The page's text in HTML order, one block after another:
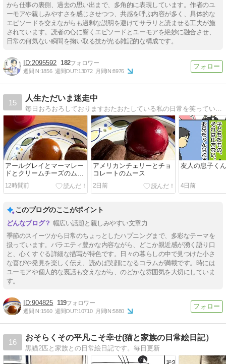
から仕事の裏側、過去の思い出まで、多角的に表現しています。作者のユ
ーモアや親しみやすさを感じさせつつ、共感を呼ぶ内容が多く、具体的な
エピソードを交えながらも過剰な説明を避けてサラリと読ませる工夫が施
されています。読者の心に響くエピソードとユーモアを絶妙に融合させ、
日常の何気ない瞬間を掬い取る技が光る雑記的な構成です。
2095592 182
週間IN:1856 週間OUT:13072 月間IN:8976
15
人生ただいま迷走中
アールグレイとマーマレー
ドとクリームチーズのムー
12時間前
アメリカンチェリーとチョ
コレートのムース
2日前
友人の息子く
4日前
このブログのここがポイント
幅広い話題と親しみやすい文章力
季節のスイーツから日常のちょっとしたハプニングまで、多彩なテーマを
扱っています。バラエティ豊かな内容ながら、どこか親近感が湧く語り口
と、心くすぐる詳細な描写が特色です。日々の暮らしの中で見つけた小さ
な喜びや発見を楽しく伝え、読めば笑顔になるコラムが満載です。時には
ユーモアや個人的な裏話も交えながら、のどかな雰囲気を大切にしていま
す。
904825 119
週間IN:1560 週間OUT:10710 月間IN:5880
16
おそらくその平凡こそ幸せ(猫と家族の日常絵日記）
黒猫2匹と家族との日常絵日記です。毎日更新